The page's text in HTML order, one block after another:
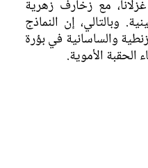
مع زخارف زهرية
وبالتالي، إن النماذج
والساسانية في بؤرة
الحقبة الأموية.